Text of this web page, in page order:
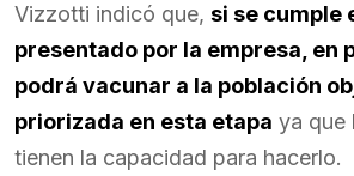
Vizzotti indicó que, si se cumple
presentado por la empresa, en
podrá vacunar a la población
priorizada en esta etapa ya que
tienen la capacidad para hacerlo.